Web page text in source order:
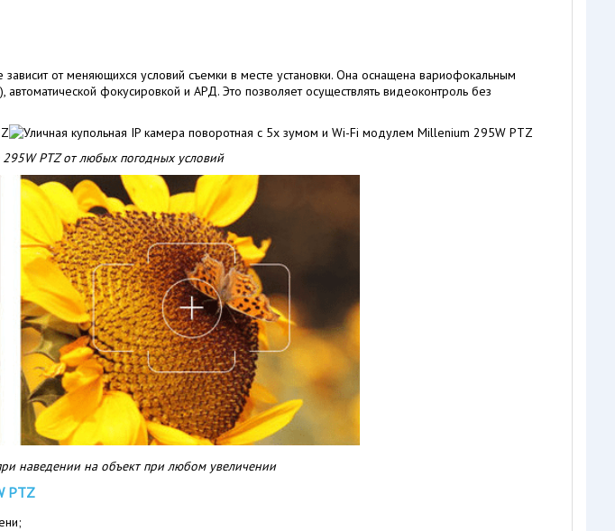
от меняющихся условий съемки в месте установки. Она оснащена вариофокальным
фокусировкой и АРД. Это позволяет осуществлять видеоконтроль без
PTZ от любых погодных условий
наведении на объект при любом увеличении
PTZ